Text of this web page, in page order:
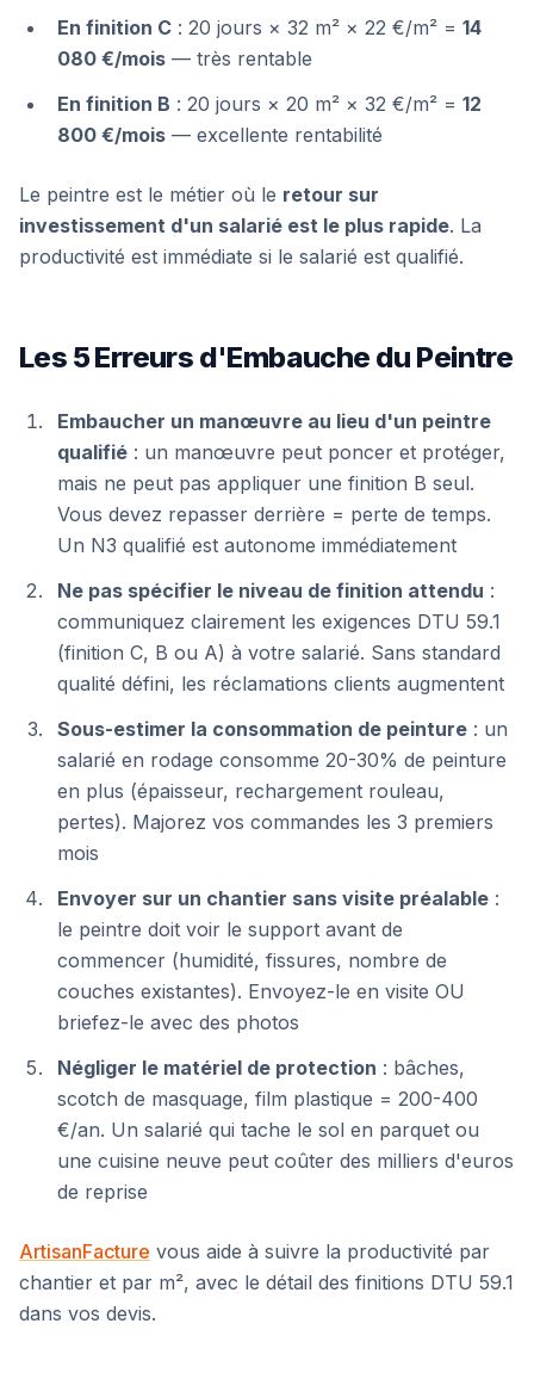
En finition C : 20 jours × 32 m² × 22 €/m² = 14
080 €/mois — très rentable
En finition B : 20 jours × 20 m² × 32 €/m² = 12
800 €/mois — excellente rentabilité
Le peintre est le métier où le retour sur
investissement d'un salarié est le plus rapide. La
productivité est immédiate si le salarié est qualifié.
Les 5 Erreurs d'Embauche du Peintre
Embaucher un manœuvre au lieu d'un peintre
qualifié : un manœuvre peut poncer et protéger,
mais ne peut pas appliquer une finition B seul.
Vous devez repasser derrière = perte de temps.
Un N3 qualifié est autonome immédiatement
Ne pas spécifier le niveau de finition attendu :
communiquez clairement les exigences DTU 59.1
(finition C, B ou A) à votre salarié. Sans standard
qualité défini, les réclamations clients augmentent
Sous-estimer la consommation de peinture : un
salarié en rodage consomme 20-30% de peinture
en plus (épaisseur, rechargement rouleau,
pertes). Majorez vos commandes les 3 premiers
mois
Envoyer sur un chantier sans visite préalable :
le peintre doit voir le support avant de
commencer (humidité, fissures, nombre de
couches existantes). Envoyez-le en visite OU
briefez-le avec des photos
Négliger le matériel de protection : bâches,
scotch de masquage, film plastique = 200-400
€/an. Un salarié qui tache le sol en parquet ou
une cuisine neuve peut coûter des milliers d'euros
de reprise
ArtisanFacture vous aide à suivre la productivité par
chantier et par m², avec le détail des finitions DTU 59.1
dans vos devis.